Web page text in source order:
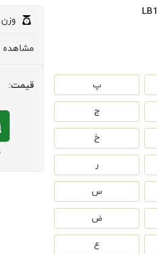
پ
ج
خ
ر
س
ض
ع
وزن
مشاهده
قیمت: